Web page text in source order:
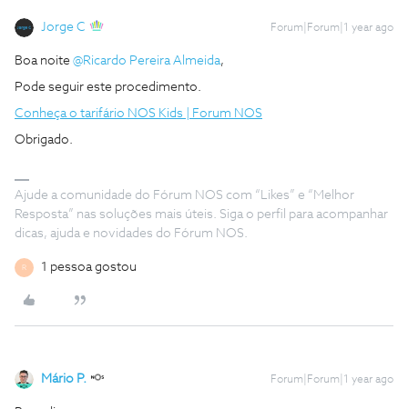
Jorge C Forum|Forum|1 year ago
Boa noite ​ @Ricardo Pereira Almeida,
Pode seguir este procedimento.
Conheça o tarifário NOS Kids | Forum NOS
Obrigado.
Ajude a comunidade do Fórum NOS com “Likes” e “Melhor
Resposta” nas soluções mais úteis. Siga o perfil para acompanhar
dicas, ajuda e novidades do Fórum NOS.
R 1 pessoa gostou
Mário P. Forum|Forum|1 year ago